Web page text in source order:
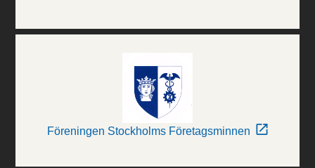
Föreningen Stockholms Företagsminnen